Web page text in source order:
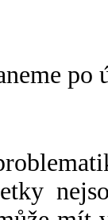
po